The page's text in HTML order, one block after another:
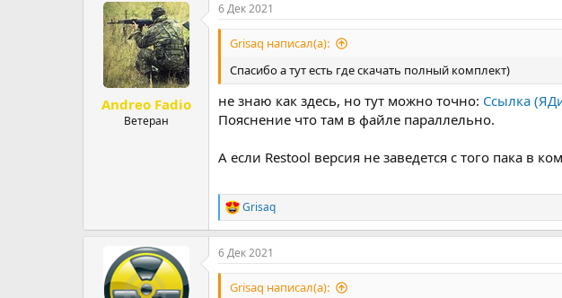
Andreo Fadio
Ветеран
6 Дек 2021
Grisaq написал(а):
Спасибо а тут есть где скачать полный комплект)
не знаю как здесь, но тут можно точно: Ссылка
Пояснение что там в файле параллельно.
А если Restool версия не заведется с того пака в
Р
е
а
к
ц
и
Grisaq
6 Дек 2021
Grisaq написал(а):